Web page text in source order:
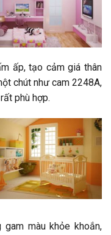
ấp, tạo cảm giá thân
chút như cam 2248A,
phù hợp.
màu khỏe khoắn,